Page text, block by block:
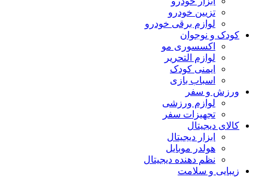
تزیین خودرو
لوازم برقی خودرو
کودک و نوجوان
اکسسوری مو
لوازم التحریر
ایمنی کودک
اسباب بازی
ورزش و سفر
لوازم ورزشی
تجهیزات سفر
کالای دیجیتال
ابزار دیجیتال
هولدر موبایل
نظم دهنده دیجیتال
زیبایی و سلامت